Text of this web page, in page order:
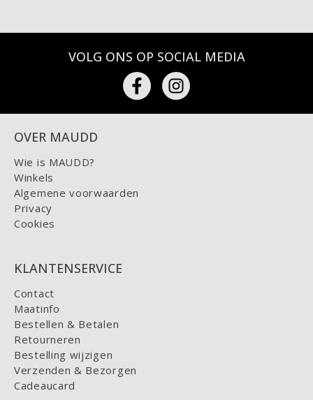
VOLG ONS OP SOCIAL MEDIA
OVER MAUDD
Wie is MAUDD?
Winkels
Algemene voorwaarden
Privacy
Cookies
KLANTENSERVICE
Contact
Maatinfo
Bestellen & Betalen
Retourneren
Bestelling wijzigen
Verzenden & Bezorgen
Cadeaucard